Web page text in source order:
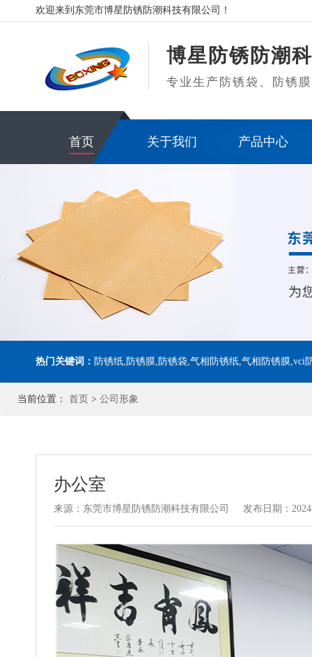
欢迎来到东莞市博星防锈防潮科技有限公司！
博星防锈防潮
专业生产防锈袋、防锈
首页 关于我们 产品中心
热门关键词： 防锈纸,防锈膜,防锈袋,气相防锈纸,气相防锈膜,vci
当前位置： 首页 > 公司形象
办公室
来源：东莞市博星防锈防潮科技有限公司 发布日期：